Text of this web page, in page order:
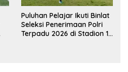
Puluhan Pelajar Ikuti Binlat
Seleksi Penerimaan Polri
Terpadu 2026 di Stadion 16